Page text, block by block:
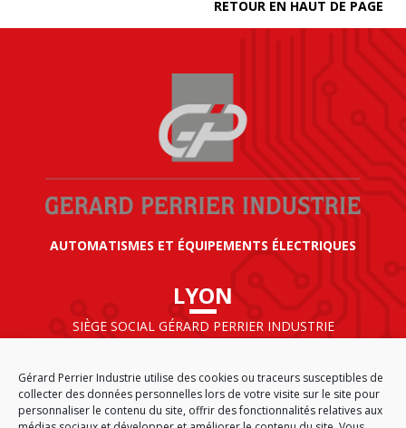
Gérard Perrier Industrie utilise des cookies ou traceurs susceptibles de
collecter des données personnelles lors de votre visite sur le site pour
personnaliser le contenu du site, offrir des fonctionnalités relatives aux
RETOUR EN HAUT DE PAGE
AUTOMATISMES ET ÉQUIPEMENTS ÉLECTRIQUES
LYON
SIÈGE SOCIAL GÉRARD PERRIER INDUSTRIE
69125 LYON AÉROPORT SAINT EXUPÉRY
FRANCE